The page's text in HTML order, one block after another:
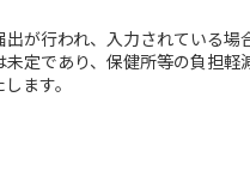
が行われ、入力されている場
定であり、保健所等の負担軽
ます。